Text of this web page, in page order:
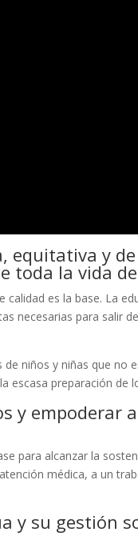
equitativa y
toda la vida
calidad es la base. La
necesarias para salir
niños y niñas que no
escasa preparación de
y empoderar
para alcanzar la
médica, a un
y su gestión